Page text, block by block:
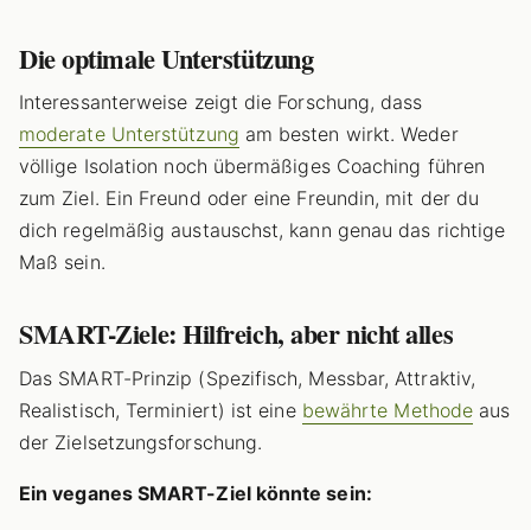
Die optimale Unterstützung
Interessanterweise zeigt die Forschung, dass
moderate Unterstützung am besten wirkt. Weder
völlige Isolation noch übermäßiges Coaching führen
zum Ziel. Ein Freund oder eine Freundin, mit der du
dich regelmäßig austauschst, kann genau das richtige
Maß sein.
SMART-Ziele: Hilfreich, aber nicht alles
Das SMART-Prinzip (Spezifisch, Messbar, Attraktiv,
Realistisch, Terminiert) ist eine bewährte Methode aus
der Zielsetzungsforschung.
Ein veganes SMART-Ziel könnte sein: